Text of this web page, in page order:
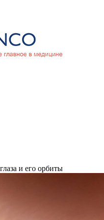
и его орбиты